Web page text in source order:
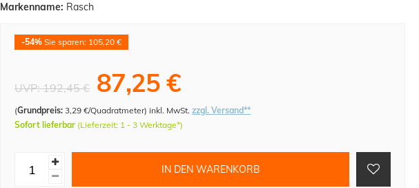
Markenname: Rasch
-54% Sie sparen: 105,20 €
UVP:192,45 € 87,25 €
(Grundpreis: 3,29 €/Quadratmeter)inkl. MwSt.zzgl. Versand**
Sofort lieferbar (Lieferzeit: 1 - 3 Werktage*)
IN DEN WARENKORB